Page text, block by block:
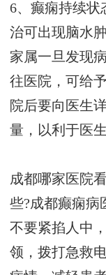
6、癫痫持续状
治可出现脑水
家属一旦发现
往医院，可给
院后要向医生
量，以利于医
成都哪家医院
些?成都癫痫病
不要紧掐人中
领，拨打急救